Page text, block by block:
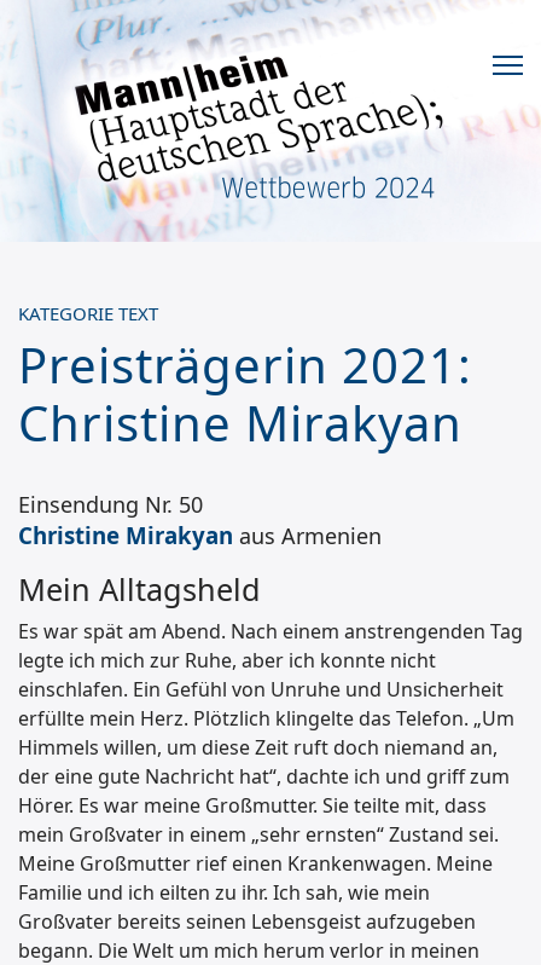
KATEGORIE TEXT
Preisträgerin 2021:
Christine Mirakyan
Einsendung Nr. 50
Christine Mirakyan aus Armenien
Mein Alltagsheld
Es war spät am Abend. Nach einem anstrengenden Tag
legte ich mich zur Ruhe, aber ich konnte nicht
einschlafen. Ein Gefühl von Unruhe und Unsicherheit
erfüllte mein Herz. Plötzlich klingelte das Telefon. „Um
Himmels willen, um diese Zeit ruft doch niemand an,
der eine gute Nachricht hat“, dachte ich und griff zum
Hörer. Es war meine Großmutter. Sie teilte mit, dass
mein Großvater in einem „sehr ernsten“ Zustand sei.
Meine Großmutter rief einen Krankenwagen. Meine
Familie und ich eilten zu ihr. Ich sah, wie mein
Großvater bereits seinen Lebensgeist aufzugeben
begann. Die Welt um mich herum verlor in meinen